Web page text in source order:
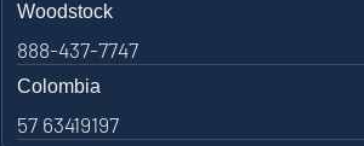
Woodstock
888-437-7747
Colombia
57 63419197